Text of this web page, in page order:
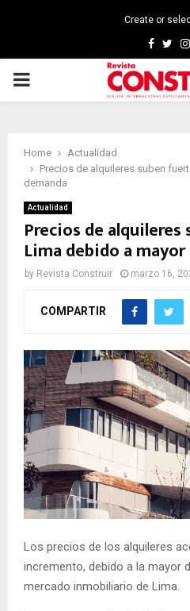
Create or
PRIMARY
Home
Actualidad
Precios de alquileres suben
demanda
Actualidad
Precios de
Lima debido a
by Revista Construir marzo 16,
COMPARTIR
Los precios de los alquileres
incremento, debido a la mayor
mercado inmobiliario de Lima.